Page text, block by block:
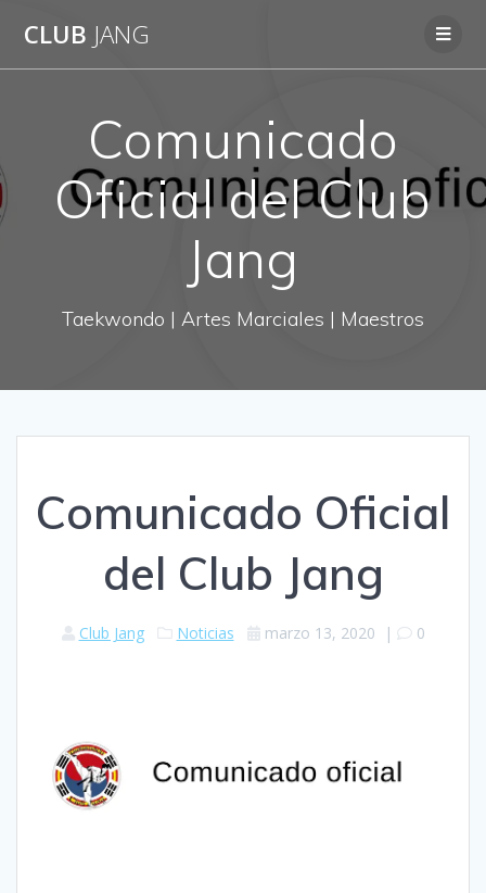
CLUB JANG
Comunicado
Oficial del Club
Jang
Taekwondo | Artes Marciales | Maestros
Comunicado Oficial
del Club Jang
Club Jang Noticias marzo 13, 2020 | 0